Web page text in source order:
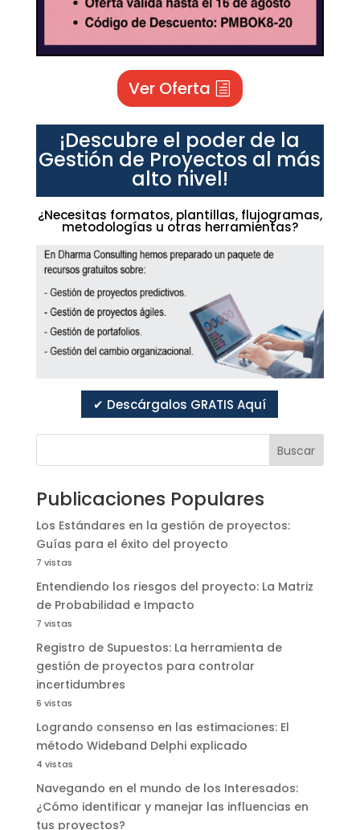
Ver Oferta
¡Descubre el poder de la
Gestión de Proyectos al más
alto nivel!
¿Necesitas formatos, plantillas, flujogramas,
metodologías u otras herramientas?
✔ Descárgalos GRATIS Aquí
Buscar
Publicaciones Populares
Los Estándares en la gestión de proyectos:
Guías para el éxito del proyecto
7 vistas
Entendiendo los riesgos del proyecto: La Matriz
de Probabilidad e Impacto
7 vistas
Registro de Supuestos: La herramienta de
gestión de proyectos para controlar
incertidumbres
6 vistas
Logrando consenso en las estimaciones: El
método Wideband Delphi explicado
4 vistas
Navegando en el mundo de los Interesados:
¿Cómo identificar y manejar las influencias en
tus proyectos?